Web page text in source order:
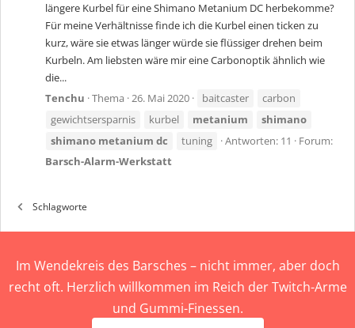
längere Kurbel für eine Shimano Metanium DC herbekomme?
Für meine Verhältnisse finde ich die Kurbel einen ticken zu
kurz, wäre sie etwas länger würde sie flüssiger drehen beim
Kurbeln. Am liebsten wäre mir eine Carbonoptik ähnlich wie
die...
Tenchu Thema 26. Mai 2020 baitcaster
carbon
gewichtsersparnis
kurbel metanium
shimano
shimano metanium dc tuning Antworten: 11
Forum:
Barsch-Alarm-Werkstatt
Schlagworte
Im Wendekreis des Barsches – nicht immer, aber doch
recht oft. Herzlich willkommen im Reich der Twitch-Arme
und Gummi-Finessen.